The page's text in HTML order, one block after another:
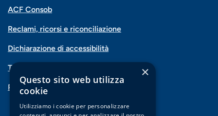
Menu
social
Facebook
InstagramVimeo
Menu
navigazione
piè
di
pagina
ACF Consob
Reclami, ricorsi e riconciliazione
Dichiarazione di accessibilità
Trasparenza
PSD2-Open Banking
×
Questo sito web utilizza
cookie
Utilizziamo i cookie per personalizzare